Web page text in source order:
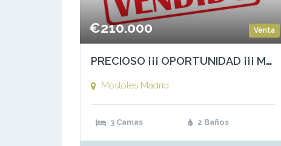
Venta
€210.000
PRECIOSO ¡¡¡ OPORTUNIDAD ¡¡¡ MOSTOLES -PAU4
Móstoles Madrid
3 Camas 2 Baños